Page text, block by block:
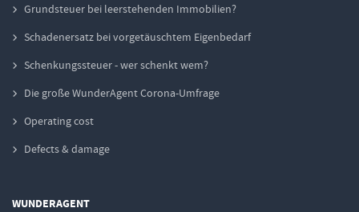
Grundsteuer bei leerstehenden Immobilien?
Schadenersatz bei vorgetäuschtem Eigenbedarf
Schenkungssteuer - wer schenkt wem?
Die große WunderAgent Corona-Umfrage
Operating cost
Defects & damage
WUNDERAGENT